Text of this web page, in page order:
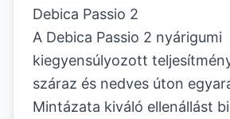
Debica Passio 2
A Debica Passio 2 nyárigumi
kiegyensúlyozott
száraz és nedves úton
Mintázata kiváló ellenállást